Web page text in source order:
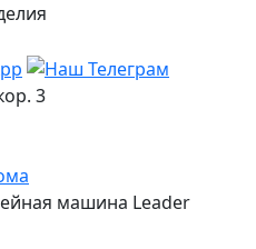
3
машина Leader